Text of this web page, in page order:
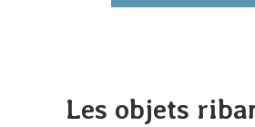
Les objets